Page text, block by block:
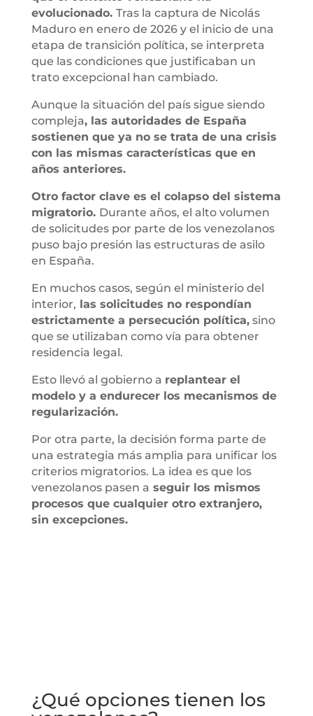
evolucionado. Tras la captura de Nicolás
Maduro en enero de 2026 y el inicio de una
etapa de transición política, se interpreta
que las condiciones que justificaban un
trato excepcional han cambiado.
Aunque la situación del país sigue siendo
compleja, las autoridades de España
sostienen que ya no se trata de una crisis
con las mismas características que en
años anteriores.
Otro factor clave es el colapso del sistema
migratorio. Durante años, el alto volumen
de solicitudes por parte de los venezolanos
puso bajo presión las estructuras de asilo
en España.
En muchos casos, según el ministerio del
interior, las solicitudes no respondían
estrictamente a persecución política,sino
que se utilizaban como vía para obtener
residencia legal.
Esto llevó al gobierno a replantear el
modelo y a endurecer los mecanismos de
regularización.
Por otra parte, la decisión forma parte de
una estrategia más amplia para unificar los
criterios migratorios. La idea es que los
venezolanos pasen a seguir los mismos
procesos que cualquier otro extranjero,
sin excepciones.
¿Qué opciones tienen los